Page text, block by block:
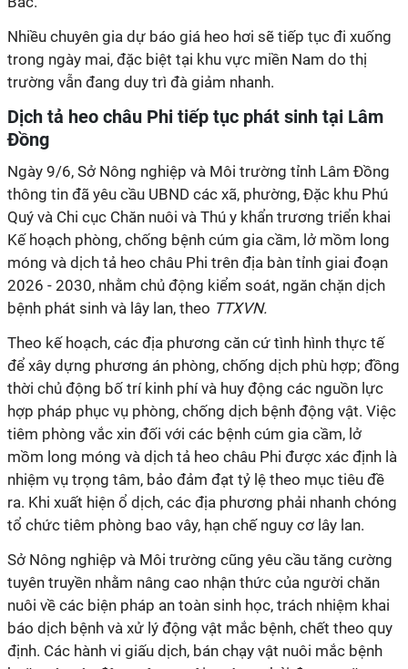
Nhiều chuyên gia dự báo giá heo hơi sẽ tiếp tục đi xuống
trong ngày mai, đặc biệt tại khu vực miền Nam do thị
trường vẫn đang duy trì đà giảm nhanh.
Dịch tả heo châu Phi tiếp tục phát sinh tại Lâm
Đồng
Ngày 9/6, Sở Nông nghiệp và Môi trường tỉnh Lâm Đồng
thông tin đã yêu cầu UBND các xã, phường, Đặc khu Phú
Quý và Chi cục Chăn nuôi và Thú y khẩn trương triển khai
Kế hoạch phòng, chống bệnh cúm gia cầm, lở mồm long
móng và dịch tả heo châu Phi trên địa bàn tỉnh giai đoạn
2026 - 2030, nhằm chủ động kiểm soát, ngăn chặn dịch
bệnh phát sinh và lây lan, theo TTXVN.
Theo kế hoạch, các địa phương căn cứ tình hình thực tế
để xây dựng phương án phòng, chống dịch phù hợp; đồng
thời chủ động bố trí kinh phí và huy động các nguồn lực
hợp pháp phục vụ phòng, chống dịch bệnh động vật. Việc
tiêm phòng vắc xin đối với các bệnh cúm gia cầm, lở
mồm long móng và dịch tả heo châu Phi được xác định là
nhiệm vụ trọng tâm, bảo đảm đạt tỷ lệ theo mục tiêu đề
ra. Khi xuất hiện ổ dịch, các địa phương phải nhanh chóng
tổ chức tiêm phòng bao vây, hạn chế nguy cơ lây lan.
Sở Nông nghiệp và Môi trường cũng yêu cầu tăng cường
tuyên truyền nhằm nâng cao nhận thức của người chăn
nuôi về các biện pháp an toàn sinh học, trách nhiệm khai
báo dịch bệnh và xử lý động vật mắc bệnh, chết theo quy
định. Các hành vi giấu dịch, bán chạy vật nuôi mắc bệnh